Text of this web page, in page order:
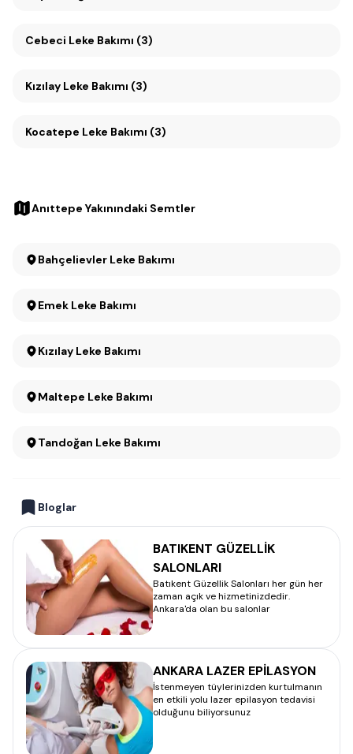
Cebeci Leke Bakımı (3)
Kızılay Leke Bakımı (3)
Kocatepe Leke Bakımı (3)
Anıttepe Yakınındaki Semtler
Bahçelievler Leke Bakımı
Emek Leke Bakımı
Kızılay Leke Bakımı
Maltepe Leke Bakımı
Tandoğan Leke Bakımı
Bloglar
BATIKENT GÜZELLİK
SALONLARI
Batıkent Güzellik Salonları her gün her
zaman açık ve hizmetinizdedir.
Ankara'da olan bu salonlar
ANKARA LAZER EPİLASYON
İstenmeyen tüylerinizden kurtulmanın
en etkili yolu lazer epilasyon tedavisi
olduğunu biliyorsunuz